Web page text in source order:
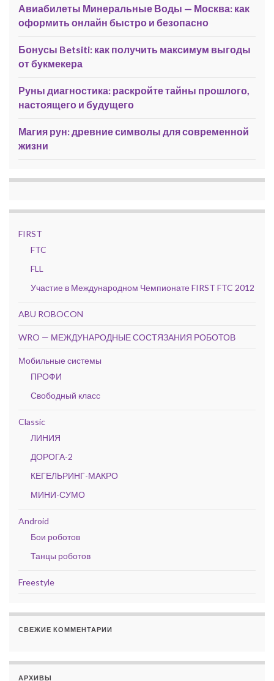
Авиабилеты Минеральные Воды — Москва: как
оформить онлайн быстро и безопасно
Бонусы Betsiti: как получить максимум выгоды
от букмекера
Руны диагностика: раскройте тайны прошлого,
настоящего и будущего
Магия рун: древние символы для современной
жизни
FIRST
FTC
FLL
Участие в Международном Чемпионате FIRST FTC 2012
ABU ROBOCON
WRO — МЕЖДУНАРОДНЫЕ СОСТЯЗАНИЯ РОБОТОВ
Мобильные системы
ПРОФИ
Свободный класс
Classic
ЛИНИЯ
ДОРОГА-2
КЕГЕЛЬРИНГ-МАКРО
МИНИ-СУМО
Android
Бои роботов
Танцы роботов
Freestyle
СВЕЖИЕ КОММЕНТАРИИ
АРХИВЫ